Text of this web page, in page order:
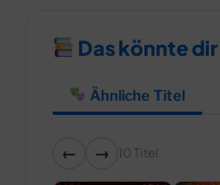
Das könnte
Ähnliche Titel
← → 10 Titel